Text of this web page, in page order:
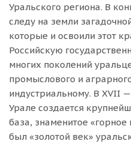
Уральского региона. В
следу на земли
которые и освоили этот
Российскую
многих поколений
промыслового и
индустриальному. В XVII
Урале создается
база, знаменитое
был «золотой век»